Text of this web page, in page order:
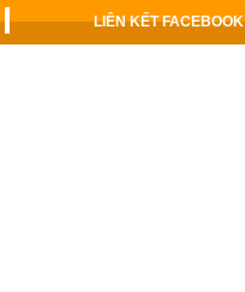
LIÊN KẾT FACEBOOK